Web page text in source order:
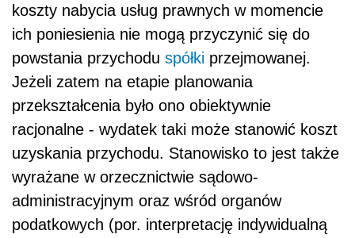
koszty nabycia usług prawnych w momencie
ich poniesienia nie mogą przyczynić się do
powstania przychodu spółki przejmowanej.
Jeżeli zatem na etapie planowania
przekształcenia było ono obiektywnie
racjonalne - wydatek taki może stanowić koszt
uzyskania przychodu. Stanowisko to jest także
wyrażane w orzecznictwie sądowo-
administracyjnym oraz wśród organów
podatkowych (por. interpretację indywidualną